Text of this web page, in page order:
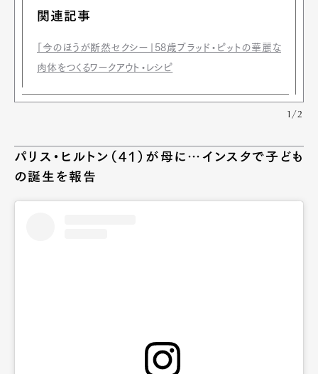
関連記事
「今のほうが断然セクシー」58歳ブラッド・ピットの華麗な
肉体をつくるワークアウト・レシピ
1/2
パリス・ヒルトン（41）が母に…インスタで子ども
の誕生を報告